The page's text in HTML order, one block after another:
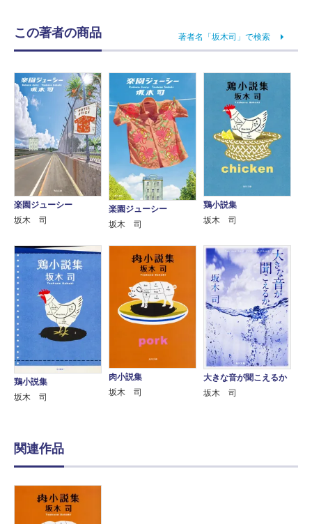
この著者の商品 著者名「坂木司」で検索
楽園ジューシー
坂木 司
楽園ジューシー
坂木 司
鶏小説集
坂木 司
鶏小説集
坂木 司
肉小説集
坂木 司
大きな音が聞こえるか
坂木 司
関連作品